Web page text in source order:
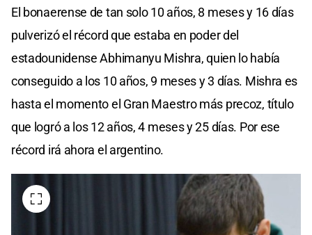
El bonaerense de tan solo 10 años, 8 meses y 16 días
pulverizó el récord que estaba en poder del
estadounidense Abhimanyu Mishra, quien lo había
conseguido a los 10 años, 9 meses y 3 días. Mishra es
hasta el momento el Gran Maestro más precoz, título
que logró a los 12 años, 4 meses y 25 días. Por ese
récord irá ahora el argentino.